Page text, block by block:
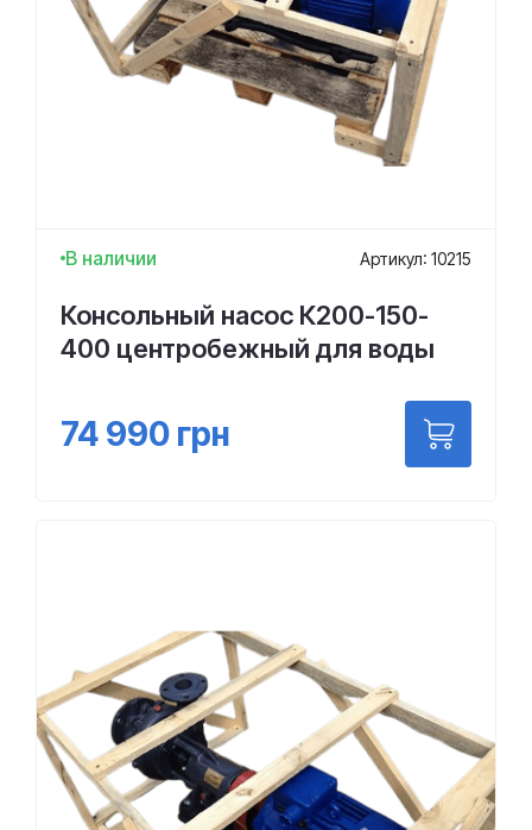
В наличии Артикул: 10215
Консольный насос К200-150-
400 центробежный для воды
74 990 грн